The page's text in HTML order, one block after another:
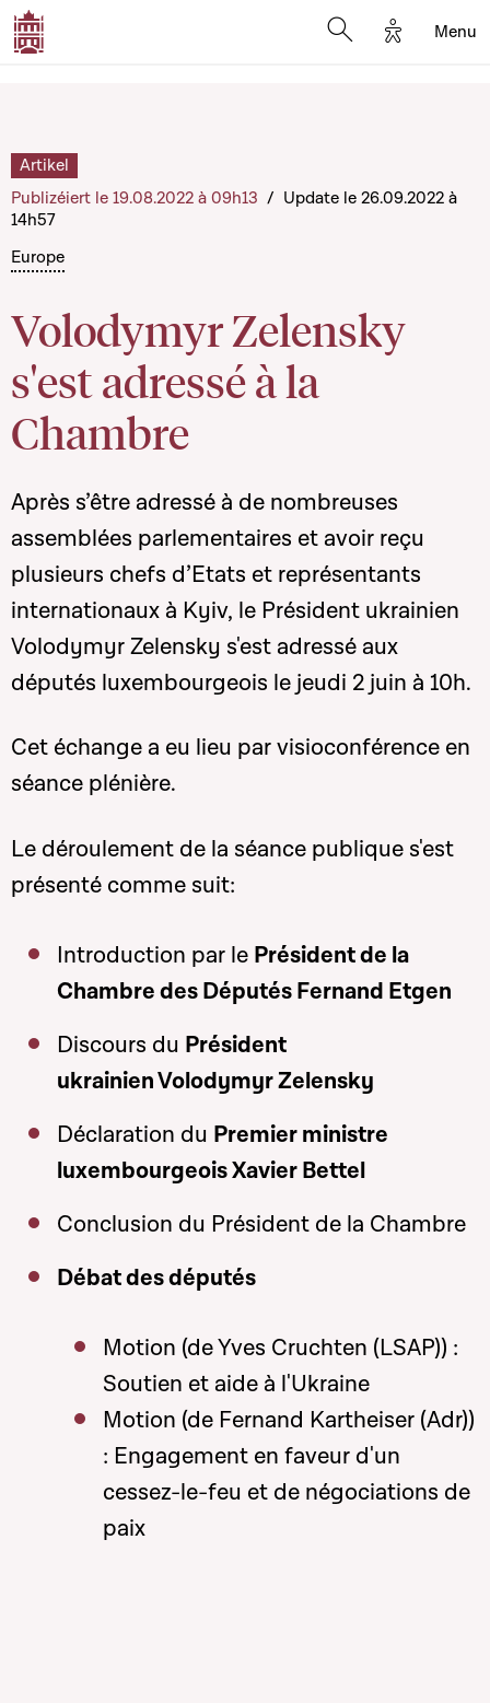
Options
Menu
Europe
Volodymyr Zelensky
s'est adressé à la
Chambre
Artikel
Publizéiert le 19.08.2022 à 09h13 / Update le 26.09.2022 à
14h57
Après s’être adressé à de nombreuses
assemblées parlementaires et avoir reçu
plusieurs chefs d’Etats et représentants
internationaux à Kyiv, le Président ukrainien
Volodymyr Zelensky s'est adressé aux
députés luxembourgeois le jeudi 2 juin à 10h.
Cet échange a eu lieu par visioconférence en
séance plénière.
Le déroulement de la séance publique s'est
présenté comme suit:
Introduction par le Président de la
Chambre des Députés Fernand Etgen
Discours du Président
ukrainien Volodymyr Zelensky
Déclaration du Premier ministre
luxembourgeois Xavier Bettel
Conclusion du Président de la Chambre
Débat des députés
Motion (de Yves Cruchten (LSAP)) :
Soutien et aide à l'Ukraine
Motion (de Fernand Kartheiser (Adr))
: Engagement en faveur d'un
cessez-le-feu et de négociations de
paix